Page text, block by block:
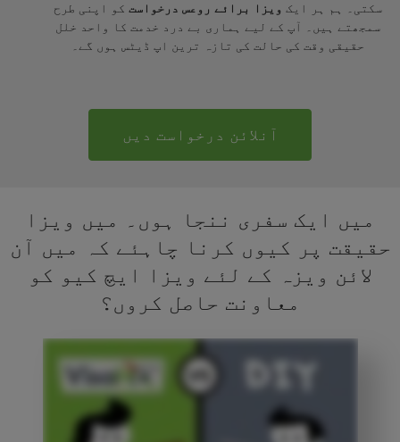
سکتی۔ ہم ہر ایک ویزا برائے روعس درخواست کو اپنی طرح
سمجھتے ہیں۔ آپ کے لیے ہماری بے درد خدمت کا واحد خلل
حقیقی وقت کی حالت کی تازہ ترین اپ ڈیٹس ہوں گے۔
آنلائن درخواست دیں
میں ایک سفری ننجا ہوں۔ میں ویزا
حقیقت پر کیوں کرنا چاہئے کہ میں آن
لائن ویزہ کے لئے ویزا ایچ کیو کو
معاونت حاصل کروں؟